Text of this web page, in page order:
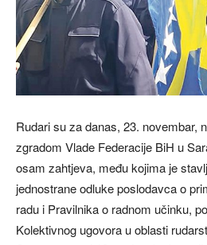
Rudari su za danas, 23. novembar,
zgradom Vlade Federacije BiH u
osam zahtjeva, među kojima je
jednostrane odluke poslodavca o
radu i Pravilnika o radnom učinku,
Kolektivnog ugovora u oblasti